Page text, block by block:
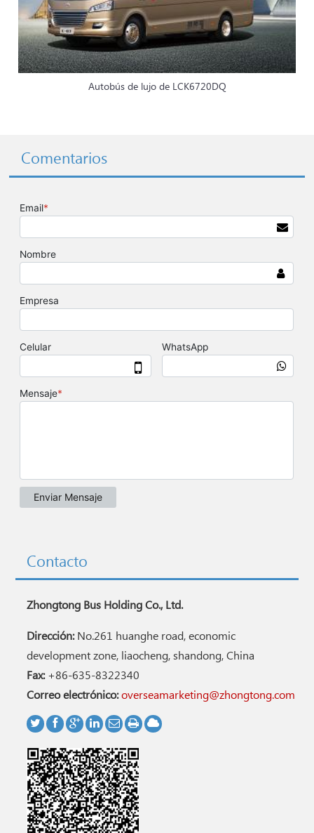
Autobús de lujo de LCK6720DQ
Comentarios
Contacto
Zhongtong Bus Holding Co., Ltd.
Dirección:No.261 huanghe road, economic
development zone, liaocheng, shandong, China
Fax:+86-635-8322340
Correo electrónico:overseamarketing@zhongtong.com